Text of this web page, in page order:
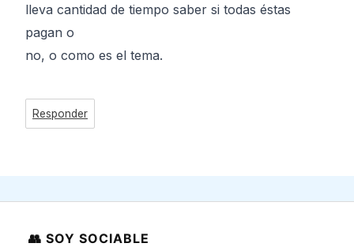
lleva cantidad de tiempo saber si todas éstas
pagan o
no, o como es el tema.
Responder
👥 SOY SOCIABLE